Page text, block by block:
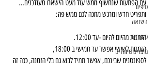
טיפים
השראה
סיפורים
מוצרים מיוחדים
עם הפתעות שנחשוף ממש עוד מעט הישארו מעודכנים…
ותפריט חדש ומרגש מחכה לכם ממש פה:
הזמנות מהיום להיום -עד 12:00.
הזמנות לשישי אפשר עד חמישי ב 18:00,
לספונטנים שבינכם, אפשר תמיד לבוא גם בלי הזמנה, ככה זה